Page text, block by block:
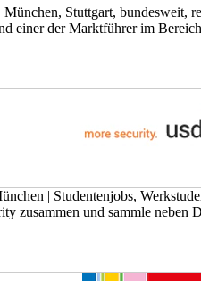
Stuttgart, bundesweit,
einer der Marktführer im
| Studentenjobs,
zusammen und sammle neben